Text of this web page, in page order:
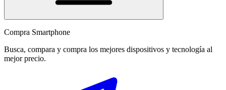
Compra Smartphone
Busca, compara y compra los mejores dispositivos y tecnología al
mejor precio.